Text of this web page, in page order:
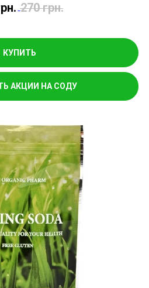
270 грн.
КУПИТЬ
АКЦИИ НА СОДУ